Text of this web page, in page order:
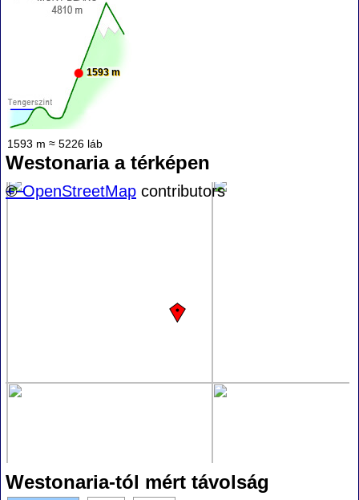
1593 m
1593 m ≈ 5226 láb
Westonaria a térképen
+−
©OpenStreetMap contributors
Westonaria-tól mért távolság